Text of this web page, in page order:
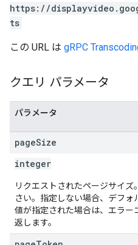
https://
ts
この URL は gRPC
クエリ パラメータ
パラメータ
pageSize
integer
リクエストされたページサイズ。
さい。指定しない場合、デフォ
値が指定された場合は、エラー
返します。